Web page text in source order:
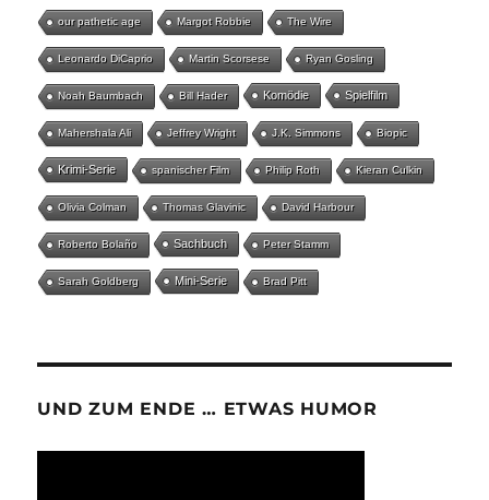
our pathetic age Margot Robbie The Wire
Leonardo DiCaprio Martin Scorsese Ryan Gosling
Noah Baumbach Bill Hader Komödie Spielfilm
Mahershala Ali Jeffrey Wright J.K. Simmons Biopic
Krimi-Serie spanischer Film Philip Roth Kieran Culkin
Olivia Colman Thomas Glavinic David Harbour
Roberto Bolaño Sachbuch Peter Stamm
Sarah Goldberg Mini-Serie Brad Pitt
UND ZUM ENDE … ETWAS HUMOR